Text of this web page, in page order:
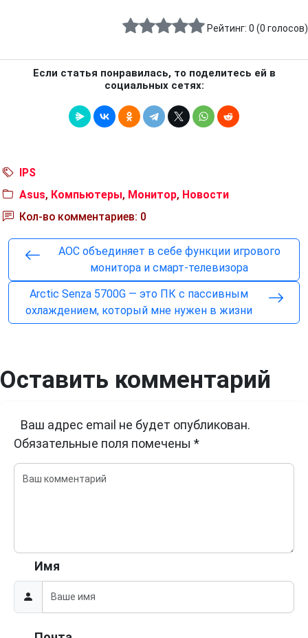
Рейтинг: 0 (0 голосов)
Если статья понравилась, то поделитесь ей в
социальных сетях:
IPS
Asus, Компьютеры, Монитор, Новости
Кол-во комментариев: 0
AOC объединяет в себе функции игрового
монитора и смарт-телевизора
Arctic Senza 5700G — это ПК с пассивным
охлаждением, который мне нужен в жизни
Оставить комментарий
Ваш адрес email не будет опубликован.
Обязательные поля помечены *
Имя